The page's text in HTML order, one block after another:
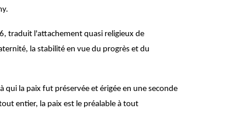
traduit l'attachement quasi religieux de
la stabilité en vue du progrès et du
qui la paix fut préservée et érigée en une seconde
entier, la paix est le préalable à tout